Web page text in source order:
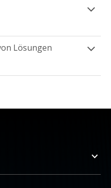
Lösungen